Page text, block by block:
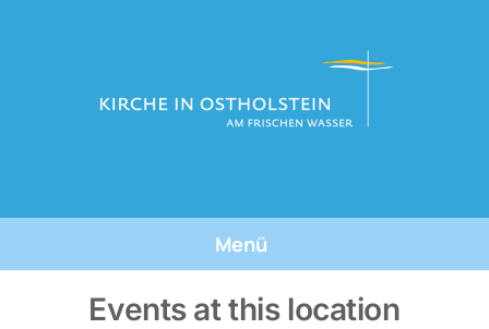
Menü
Tauforte
Events at this location